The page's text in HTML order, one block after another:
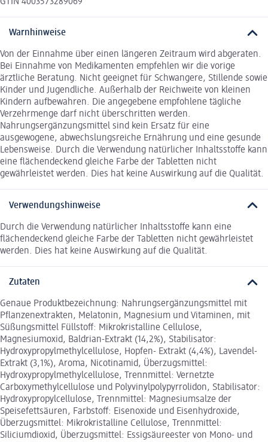
Warnhinweise
Von der Einnahme über einen längeren Zeitraum wird abgeraten.
Bei Einnahme von Medikamenten empfehlen wir die vorige
ärztliche Beratung. Nicht geeignet für Schwangere, Stillende sowie
Kinder und Jugendliche. Außerhalb der Reichweite von kleinen
Kindern aufbewahren. Die angegebene empfohlene tägliche
Verzehrmenge darf nicht überschritten werden.
Nahrungsergänzungsmittel sind kein Ersatz für eine
ausgewogene, abwechslungsreiche Ernährung und eine gesunde
Lebensweise. Durch die Verwendung natürlicher Inhaltsstoffe kann
eine flächendeckend gleiche Farbe der Tabletten nicht
gewährleistet werden. Dies hat keine Auswirkung auf die Qualität.
Verwendungshinweise
Durch die Verwendung natürlicher Inhaltsstoffe kann eine
flächendeckend gleiche Farbe der Tabletten nicht gewährleistet
werden. Dies hat keine Auswirkung auf die Qualität.
Zutaten
Genaue Produktbezeichnung: Nahrungsergänzungsmittel mit
Pflanzenextrakten, Melatonin, Magnesium und Vitaminen, mit
Süßungsmittel Füllstoff: Mikrokristalline Cellulose,
Magnesiumoxid, Baldrian-Extrakt (14,2%), Stabilisator:
Hydroxypropylmethylcellulose, Hopfen- Extrakt (4,4%), Lavendel-
Extrakt (3,1%), Aroma, Nicotinamid, Überzugsmittel:
Hydroxypropylmethylcellulose, Trennmittel: Vernetzte
Carboxymethylcellulose und Polyvinylpolypyrrolidon, Stabilisator:
Hydroxypropylcellulose, Trennmittel: Magnesiumsalze der
Speisefettsäuren, Farbstoff: Eisenoxide und Eisenhydroxide,
Überzugsmittel: Mikrokristalline Cellulose, Trennmittel:
Siliciumdioxid, Überzugsmittel: Essigsäureester von Mono- und